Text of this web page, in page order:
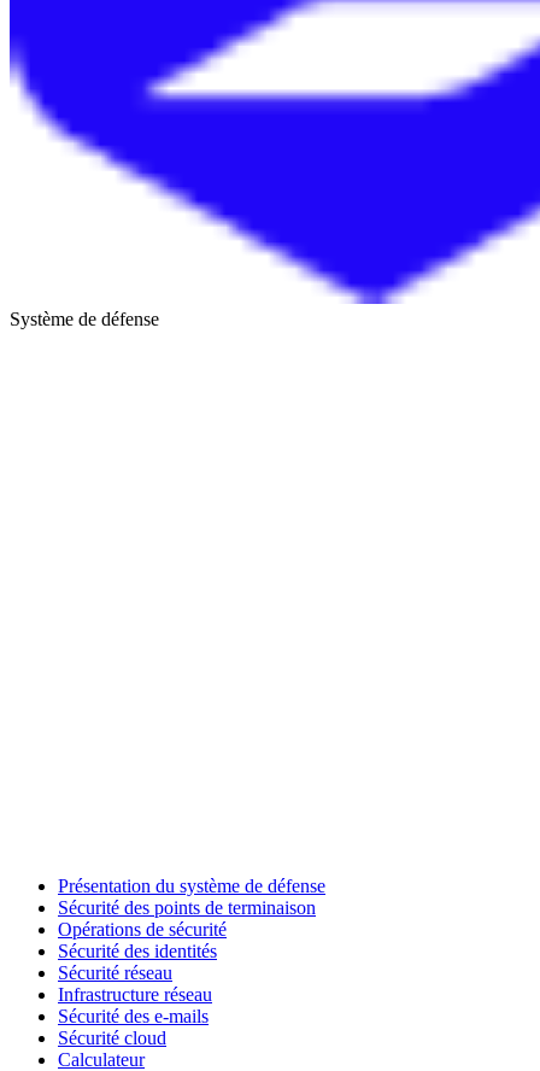
Système de défense
Présentation du système de défense
Sécurité des points de terminaison
Opérations de sécurité
Sécurité des identités
Sécurité réseau
Infrastructure réseau
Sécurité des e-mails
Sécurité cloud
Calculateur